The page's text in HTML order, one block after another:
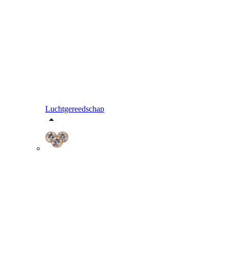
Luchtgereedschap